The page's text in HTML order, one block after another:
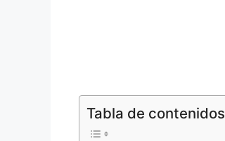
Tabla de contenidos